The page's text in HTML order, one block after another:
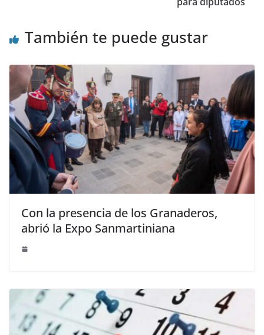
También te puede gustar
Con la presencia de los Granaderos,
abrió la Expo Sanmartiniana